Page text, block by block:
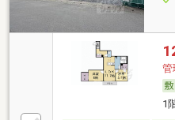
管
1